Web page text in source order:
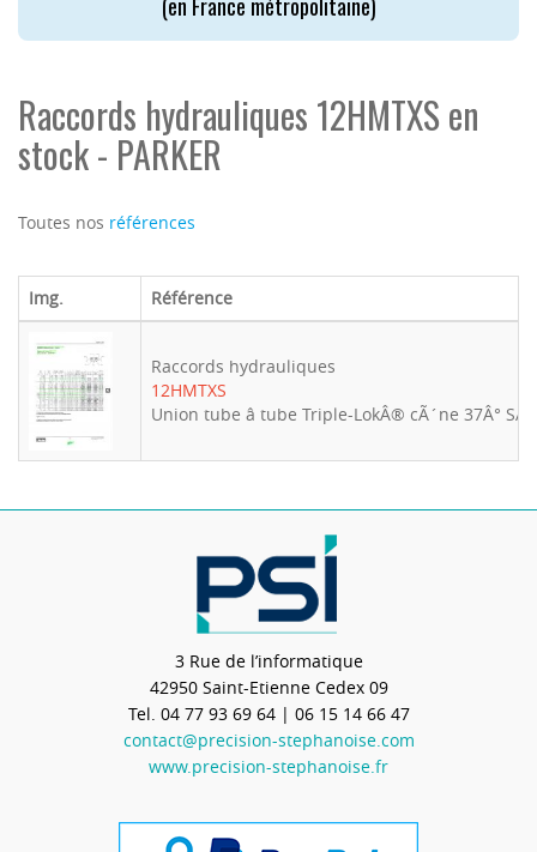
Raccords hydrauliques 12HMTXS en
stock - PARKER
Toutes nos références
Img. Référence
Raccords hydrauliques
12HMTXS
Union tube â tube Triple-LokÂ® cÃ´ne 37Â°
3 Rue de l’informatique
42950 Saint-Etienne Cedex 09
Tel. 04 77 93 69 64| 06 15 14 66 47
contact@precision-stephanoise.com
www.precision-stephanoise.fr